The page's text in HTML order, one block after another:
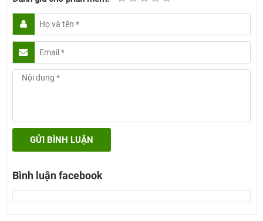
GỬI BÌNH LUẬN
Bình luận facebook